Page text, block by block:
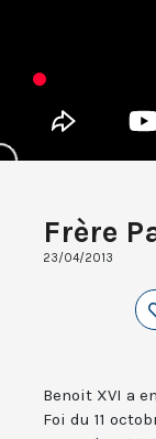
Frère
23/04/2013
Benoit XVI a
Foi du 11